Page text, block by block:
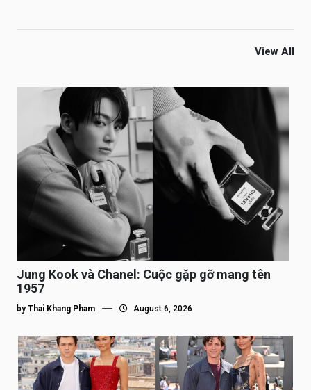
View All
Jung Kook và Chanel: Cuộc gặp gỡ mang tên
1957
by Thai Khang Pham August 6, 2026